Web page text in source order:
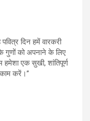
दिन हमें वारकरी
गुणों को अपनाने के लिए
एक सुखी, शांतिपूर्ण
करें।”